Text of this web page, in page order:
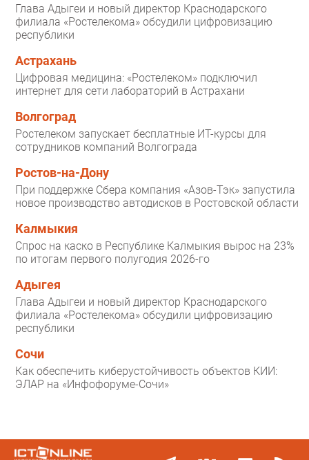
Глава Адыгеи и новый директор Краснодарского
филиала «Ростелекома» обсудили цифровизацию
республики
Астрахань
Цифровая медицина: «Ростелеком» подключил
интернет для сети лабораторий в Астрахани
Волгоград
Ростелеком запускает бесплатные ИТ-курсы для
сотрудников компаний Волгограда
Ростов-на-Дону
При поддержке Сбера компания «Азов-Тэк» запустила
новое производство автодисков в Ростовской области
Калмыкия
Спрос на каско в Республике Калмыкия вырос на 23%
по итогам первого полугодия 2026-го
Адыгея
Глава Адыгеи и новый директор Краснодарского
филиала «Ростелекома» обсудили цифровизацию
республики
Сочи
Как обеспечить киберустойчивость объектов КИИ:
ЭЛАР на «Инфофоруме-Сочи»